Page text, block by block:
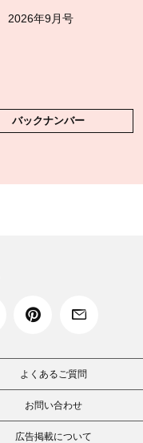
2026年9月号
バックナンバー
よくあるご質問
お問い合わせ
広告掲載について